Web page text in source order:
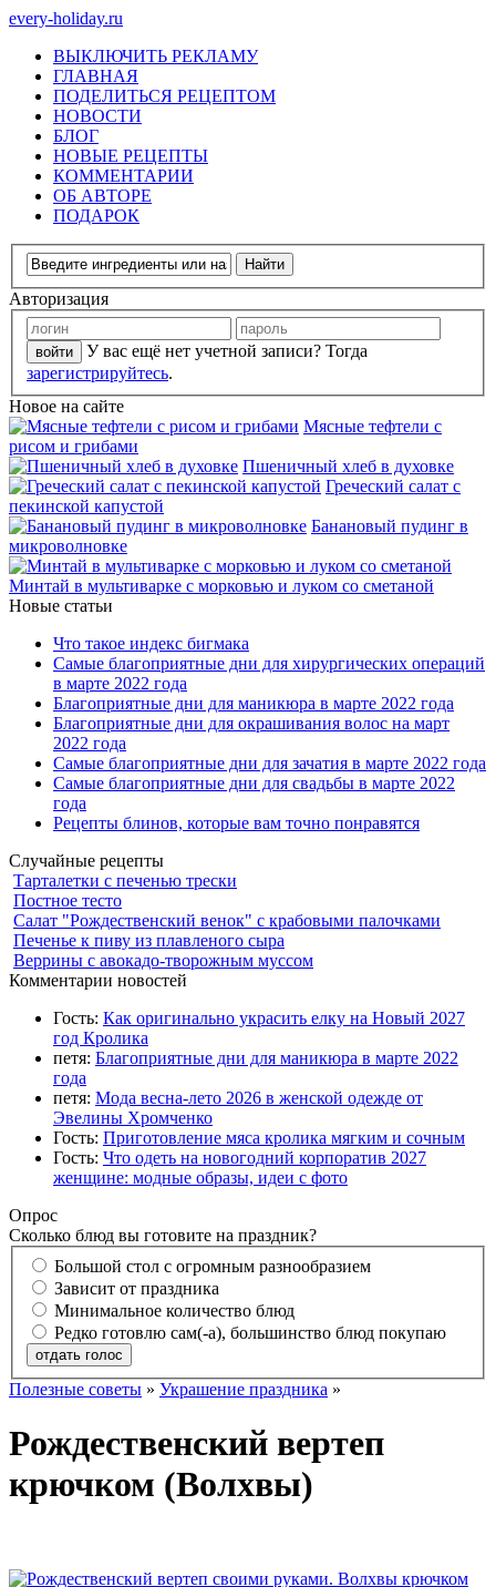
every-holiday.ru
ВЫКЛЮЧИТЬ РЕКЛАМУ
ГЛАВНАЯ
ПОДЕЛИТЬСЯ РЕЦЕПТОМ
НОВОСТИ
БЛОГ
НОВЫЕ РЕЦЕПТЫ
КОММЕНТАРИИ
ОБ АВТОРЕ
ПОДАРОК
Авторизация
У вас ещё нет учетной записи? Тогда
зарегистрируйтесь.
Новое на сайте
Мясные тефтели с
рисом и грибами
Пшеничный хлеб в духовке
Греческий салат с
пекинской капустой
Банановый пудинг в
микроволновке
Минтай в мультиварке с морковью и луком со сметаной
Новые статьи
Что такое индекс бигмака
Самые благоприятные дни для хирургических операций
в марте 2022 года
Благоприятные дни для маникюра в марте 2022 года
Благоприятные дни для окрашивания волос на март
2022 года
Самые благоприятные дни для зачатия в марте 2022 года
Самые благоприятные дни для свадьбы в марте 2022
года
Рецепты блинов, которые вам точно понравятся
Случайные рецепты
Тарталетки с печенью трески
Постное тесто
Салат "Рождественский венок" с крабовыми палочками
Печенье к пиву из плавленого сыра
Веррины с авокадо-творожным муссом
Комментарии новостей
Гость: Как оригинально украсить елку на Новый 2027
год Кролика
петя: Благоприятные дни для маникюра в марте 2022
года
петя: Мода весна-лето 2026 в женской одежде от
Эвелины Хромченко
Гость: Приготовление мяса кролика мягким и сочным
Гость: Что одеть на новогодний корпоратив 2027
женщине: модные образы, идеи с фото
Опрос
Сколько блюд вы готовите на праздник?
Большой стол с огромным разнообразием
Зависит от праздника
Минимальное количество блюд
Редко готовлю сам(-а), большинство блюд покупаю
отдать голос
Полезные советы » Украшение праздника »
Рождественский вертеп
крючком (Волхвы)